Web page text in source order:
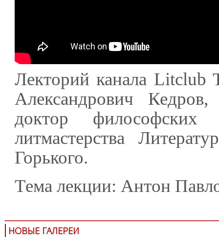
Лекторий канала Litclub
Александрович
доктор
литмастерства
Горького.
Тема лекции: Антон
НОВЫЕ ГАЛЕРЕИ